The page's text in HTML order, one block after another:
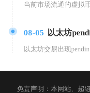
08-05 以太坊
免责声明：本网站、超